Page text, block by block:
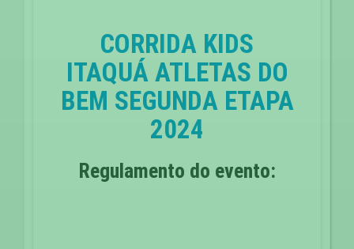
CORRIDA KIDS
ITAQUÁ ATLETAS DO
BEM SEGUNDA ETAPA
2024
Regulamento do evento: